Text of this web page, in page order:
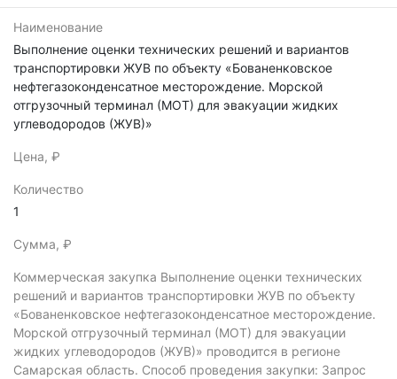
Наименование
Выполнение оценки технических решений и вариантов
транспортировки ЖУВ по объекту «Бованенковское
нефтегазоконденсатное месторождение. Морской
отгрузочный терминал (МОТ) для эвакуации жидких
углеводородов (ЖУВ)»
Цена, ₽
Количество
1
Сумма, ₽
Коммерческая закупка Выполнение оценки технических
решений и вариантов транспортировки ЖУВ по объекту
«Бованенковское нефтегазоконденсатное месторождение.
Морской отгрузочный терминал (МОТ) для эвакуации
жидких углеводородов (ЖУВ)» проводится в регионе
Самарская область. Способ проведения закупки: Запрос